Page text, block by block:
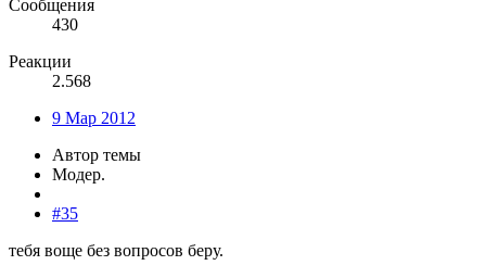
Сообщения
430
Реакции
2.568
9 Мар 2012
Автор темы
Модер.
#35
тебя воще без вопросов беру.